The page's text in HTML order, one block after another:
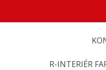
R-INTERIÉR